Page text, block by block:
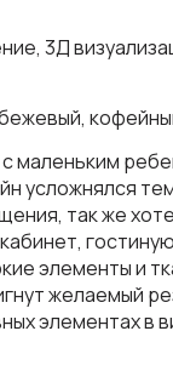
3Д
маленьким
усложнялся
так же
элементы и
желаемый
элементах в